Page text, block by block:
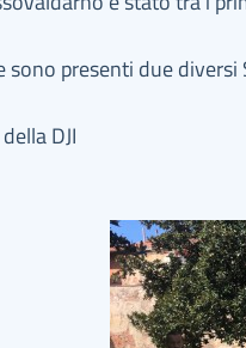
sono presenti due diversi
DJI